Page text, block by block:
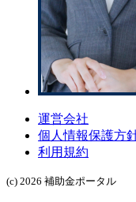
運営会社
個人情報保護方
利用規約
(c) 2026 補助金ポータル